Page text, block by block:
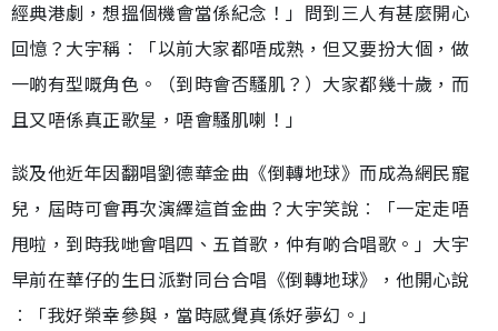
經典港劇，想搵個機會當係紀念！」問到三人有甚麼開心
回憶？大宇稱︰「以前大家都唔成熟，但又要扮大個，做
一啲有型嘅角色。（到時會否騷肌？）大家都幾十歲，而
且又唔係真正歌星，唔會騷肌喇！」
談及他近年因翻唱劉德華金曲《倒轉地球》而成為網民寵
兒，屆時可會再次演繹這首金曲？大宇笑說︰「一定走唔
甩啦，到時我哋會唱四、五首歌，仲有啲合唱歌。」大宇
早前在華仔的生日派對同台合唱《倒轉地球》，他開心說
︰「我好榮幸參與，當時感覺真係好夢幻。」